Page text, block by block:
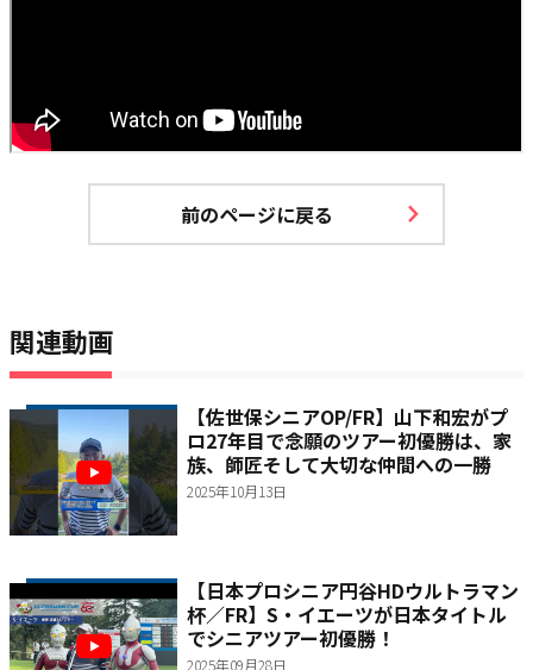
前のページに戻る
関連動画
【佐世保シニアOP/FR】山下和宏がプ
ロ27年目で念願のツアー初優勝は、家
族、師匠そして大切な仲間への一勝
2025年10月13日
【日本プロシニア円谷HDウルトラマン
杯／FR】S・イエーツが日本タイトル
でシニアツアー初優勝！
2025年09月28日